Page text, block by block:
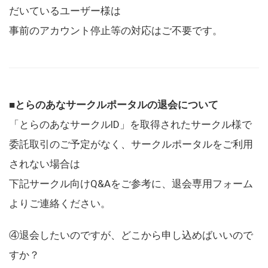
だいているユーザー様は
事前のアカウント停止等の対応はご不要です。
■とらのあなサークルポータルの退会について
「とらのあなサークルID」を取得されたサークル様で
委託取引のご予定がなく、サークルポータルをご利用
されない場合は
下記サークル向けQ&Aをご参考に、退会専用フォーム
よりご連絡ください。
④退会したいのですが、どこから申し込めばいいので
すか？